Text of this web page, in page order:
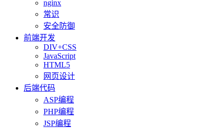
nginx
常识
安全防御
前端开发
DIV+CSS
JavaScript
HTML5
网页设计
后端代码
ASP编程
PHP编程
JSP编程